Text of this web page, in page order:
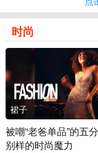
时尚
裙子
被嘲“老爸单品”的五
别样的时尚魔力